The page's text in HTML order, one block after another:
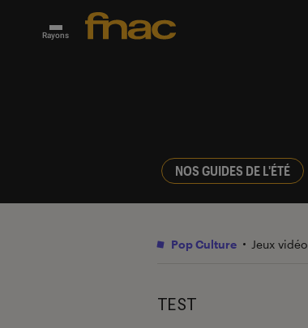
Rayons
NOS GUIDES DE L'ÉTÉ
Pop Culture Jeux vidéo
TEST